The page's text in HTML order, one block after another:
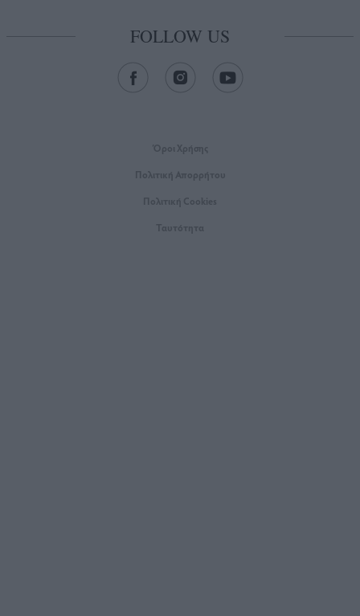
FOLLOW US
Όροι Xρήσης
Πολιτική Απορρήτου
Πολιτική Cookies
Ταυτότητα